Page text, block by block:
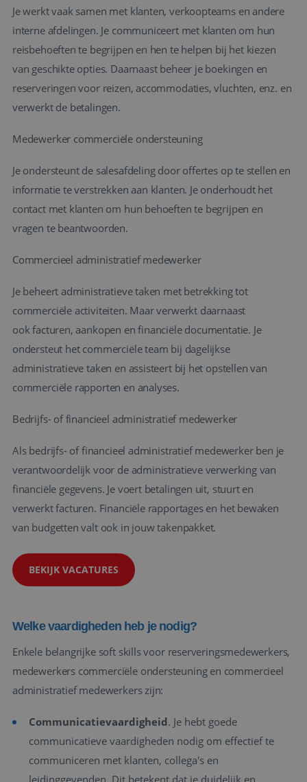
Je werkt vaak samen met klanten, verkoopteams en andere
interne afdelingen. Je communiceert met klanten om hun
reisbehoeften te begrijpen en hen te helpen bij het kiezen
van geschikte opties. Daarnaast beheer je boekingen en
reserveringen voor reizen, accommodaties, vluchten, enz. en
verwerkt de betalingen.
Medewerker commerciële ondersteuning
Je ondersteunt de salesafdeling door offertes op te stellen en
informatie te verstrekken aan klanten. Je onderhoudt het
contact met klanten om hun behoeften te begrijpen en
vragen te beantwoorden.
Commercieel administratief medewerker
Je beheert administratieve taken met betrekking tot
commerciële activiteiten. Maar verwerkt daarnaast
ook facturen, aankopen en financiële documentatie. Je
ondersteut het commerciële team bij dagelijkse
administratieve taken en assisteert bij het opstellen van
commerciële rapporten en analyses.
Bedrijfs- of financieel administratief medewerker
Als bedrijfs- of financieel administratief medewerker ben je
verantwoordelijk voor de administratieve verwerking van
financiële gegevens. Je voert betalingen uit, stuurt en
verwerkt facturen. Financiële rapportages en het bewaken
van budgetten valt ook in jouw takenpakket.
BEKIJK VACATURES
Welke vaardigheden heb je nodig?
Enkele belangrijke soft skills voor reserveringsmedewerkers,
medewerkers commerciële ondersteuning en commercieel
administratief medewerkers zijn:
Communicatievaardigheid. Je hebt goede
communicatieve vaardigheden nodig om effectief te
communiceren met klanten, collega's en